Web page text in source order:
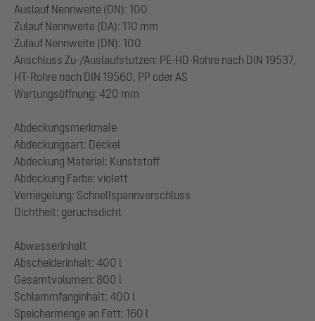
Auslauf Nennweite (DN): 100
Zulauf Nennweite (DA): 110 mm
Zulauf Nennweite (DN): 100
Anschluss Zu-/Auslaufstutzen: PE-HD-Rohre nach DIN 19537,
HT-Rohre nach DIN 19560, PP oder AS
Wartungsöffnung: 420 mm
Abdeckungsmerkmale
Abdeckungsart: Deckel
Abdeckung Material: Kunststoff
Abdeckung Farbe: violett
Verriegelung: Schnellspannverschluss
Dichtheit: geruchsdicht
Abwasserinhalt
Abscheiderinhalt: 400 l
Gesamtvolumen: 800 l
Schlammfanginhalt: 400 l
Speichermenge an Fett: 160 l